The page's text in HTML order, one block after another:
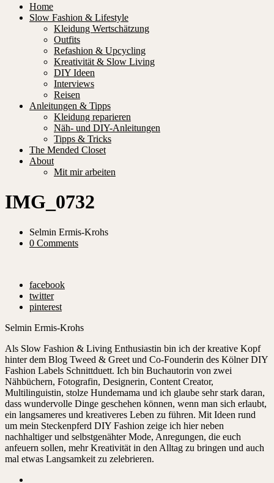
Home
Slow Fashion & Lifestyle
Kleidung Wertschätzung
Outfits
Refashion & Upcycling
Kreativität & Slow Living
DIY Ideen
Interviews
Reisen
Anleitungen & Tipps
Kleidung reparieren
Näh- und DIY-Anleitungen
Tipps & Tricks
The Mended Closet
About
Mit mir arbeiten
IMG_0732
Selmin Ermis-Krohs
0 Comments
facebook
twitter
pinterest
Selmin Ermis-Krohs
Als Slow Fashion & Living Enthusiastin bin ich der kreative Kopf
hinter dem Blog Tweed & Greet und Co-Founderin des Kölner DIY
Fashion Labels Schnittduett. Ich bin Buchautorin von zwei
Nähbüchern, Fotografin, Designerin, Content Creator,
Multilinguistin, stolze Hundemama und ich glaube sehr stark daran,
dass wundervolle Dinge geschehen können, wenn man sich erlaubt,
ein langsameres und kreativeres Leben zu führen. Mit Ideen rund
um mein Steckenpferd DIY Fashion zeige ich hier neben
nachhaltiger und selbstgenähter Mode, Anregungen, die euch
anfeuern sollen, mehr Kreativität in den Alltag zu bringen und auch
mal etwas Langsamkeit zu zelebrieren.